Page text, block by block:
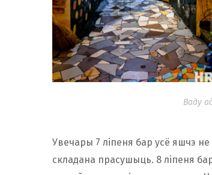
Ваду
Увечары 7 ліпеня бар усё яшчэ
складана прасушыць. 8 ліпеня